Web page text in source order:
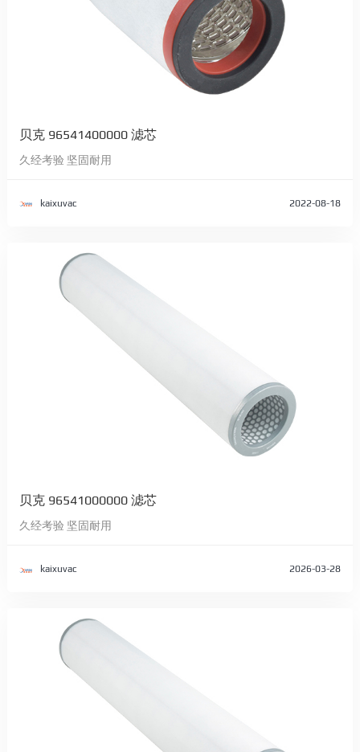
贝克 96541400000 滤芯
久经考验 坚固耐用
kaixuvac 2022-08-18
贝克 96541000000 滤芯
久经考验 坚固耐用
kaixuvac 2026-03-28